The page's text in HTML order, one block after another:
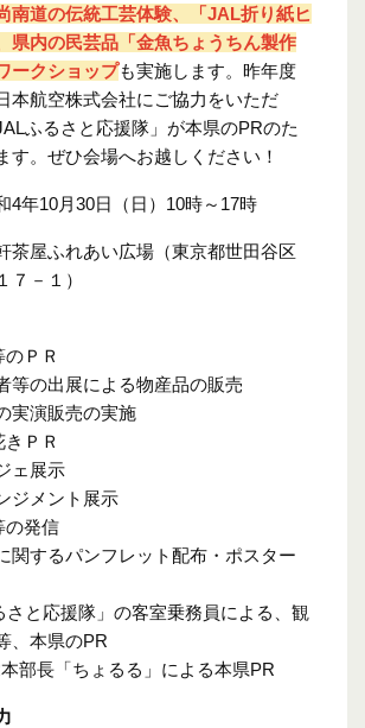
南道の伝統工芸体験、「JAL折り紙ヒ
県内の民芸品「金魚ちょうちん製作
ークショップも実施します。昨年度
本航空株式会社にご協力をいただ
ふるさと応援隊」が本県のPRのた
す。ぜひ会場へお越しください！
4年10月30日（日）10時～17時
茶屋ふれあい広場（東京都世田谷区
７－１）
ＰＲ
等の出展による物産品の販売
実演販売の実施
ＰＲ
ェ展示
ジメント展示
の発信
関するパンフレット配布・ポスター
と応援隊」の客室乗務員による、観
、本県のPR
部長「ちょるる」による本県PR